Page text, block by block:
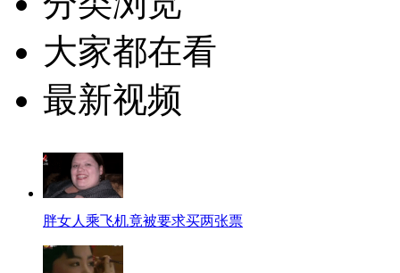
大家都在看
最新视频
胖女人乘飞机竟被要求买两张票